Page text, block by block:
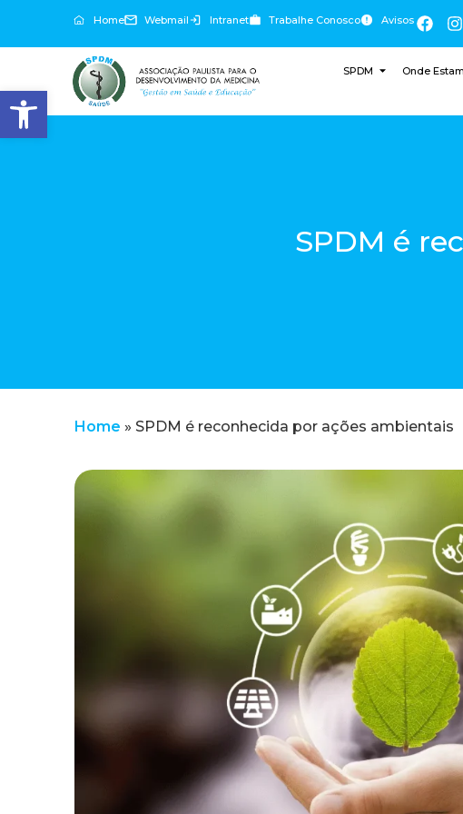
Abrir a barra de ferramentas
Home Webmail Intranet Trabalhe Conosco Avisos
SPDM Onde
SPDM é
Home » SPDM é reconhecida por ações ambientais